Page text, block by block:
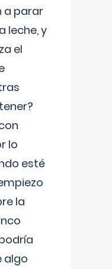
a parar
leche, y
el
lo
esté
la
algo